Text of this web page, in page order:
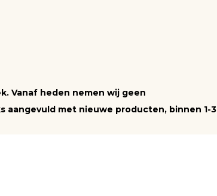
Vanaf heden nemen wij geen
met nieuwe producten, binnen 1-3